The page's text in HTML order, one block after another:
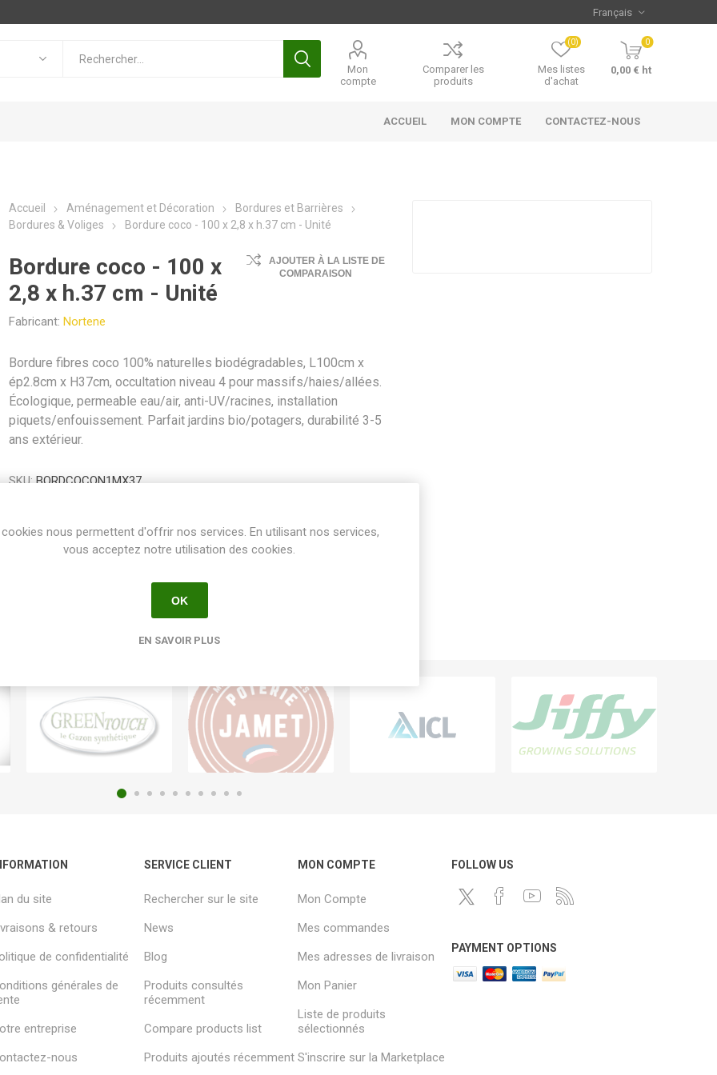
Mon
compte
Comparer les
produits
Mes listes
d'achat
(0) 0
0,00 € ht
ACCUEIL MON COMPTE CONTACTEZ-NOUS
Accueil Aménagement et Décoration
Bordures et Barrières
Bordures & Voliges
Bordure coco - 100 x 2,8 x h.37 cm - Unité
Bordure coco - 100 x
2,8 x h.37 cm - Unité
Fabricant: Nortene
AJOUTER À LA LISTE DE
COMPARAISON
Bordure fibres coco 100% naturelles biodégradables, L100cm x
ép2.8cm x H37cm, occultation niveau 4 pour massifs/haies/allées.
Écologique, permeable eau/air, anti-UV/racines, installation
piquets/enfouissement. Parfait jardins bio/potagers, durabilité 3-5
ans extérieur.
SKU: BORDCOCON1MX37
Share:
du site
& retours
de confidentialité
générales de
entreprise
nous
SERVICE CLIENT
Rechercher sur le site
News
Blog
Produits consultés
récemment
Compare products list
Produits ajoutés récemment
MON COMPTE
Mon Compte
Mes commandes
Mes adresses de livraison
Mon Panier
Liste de produits
sélectionnés
S'inscrire sur la Marketplace
FOLLOW US
PAYMENT OPTIONS
nous permettent d'offrir nos services. En utilisant nos services,
vous acceptez notre utilisation des cookies.
OK
EN SAVOIR PLUS